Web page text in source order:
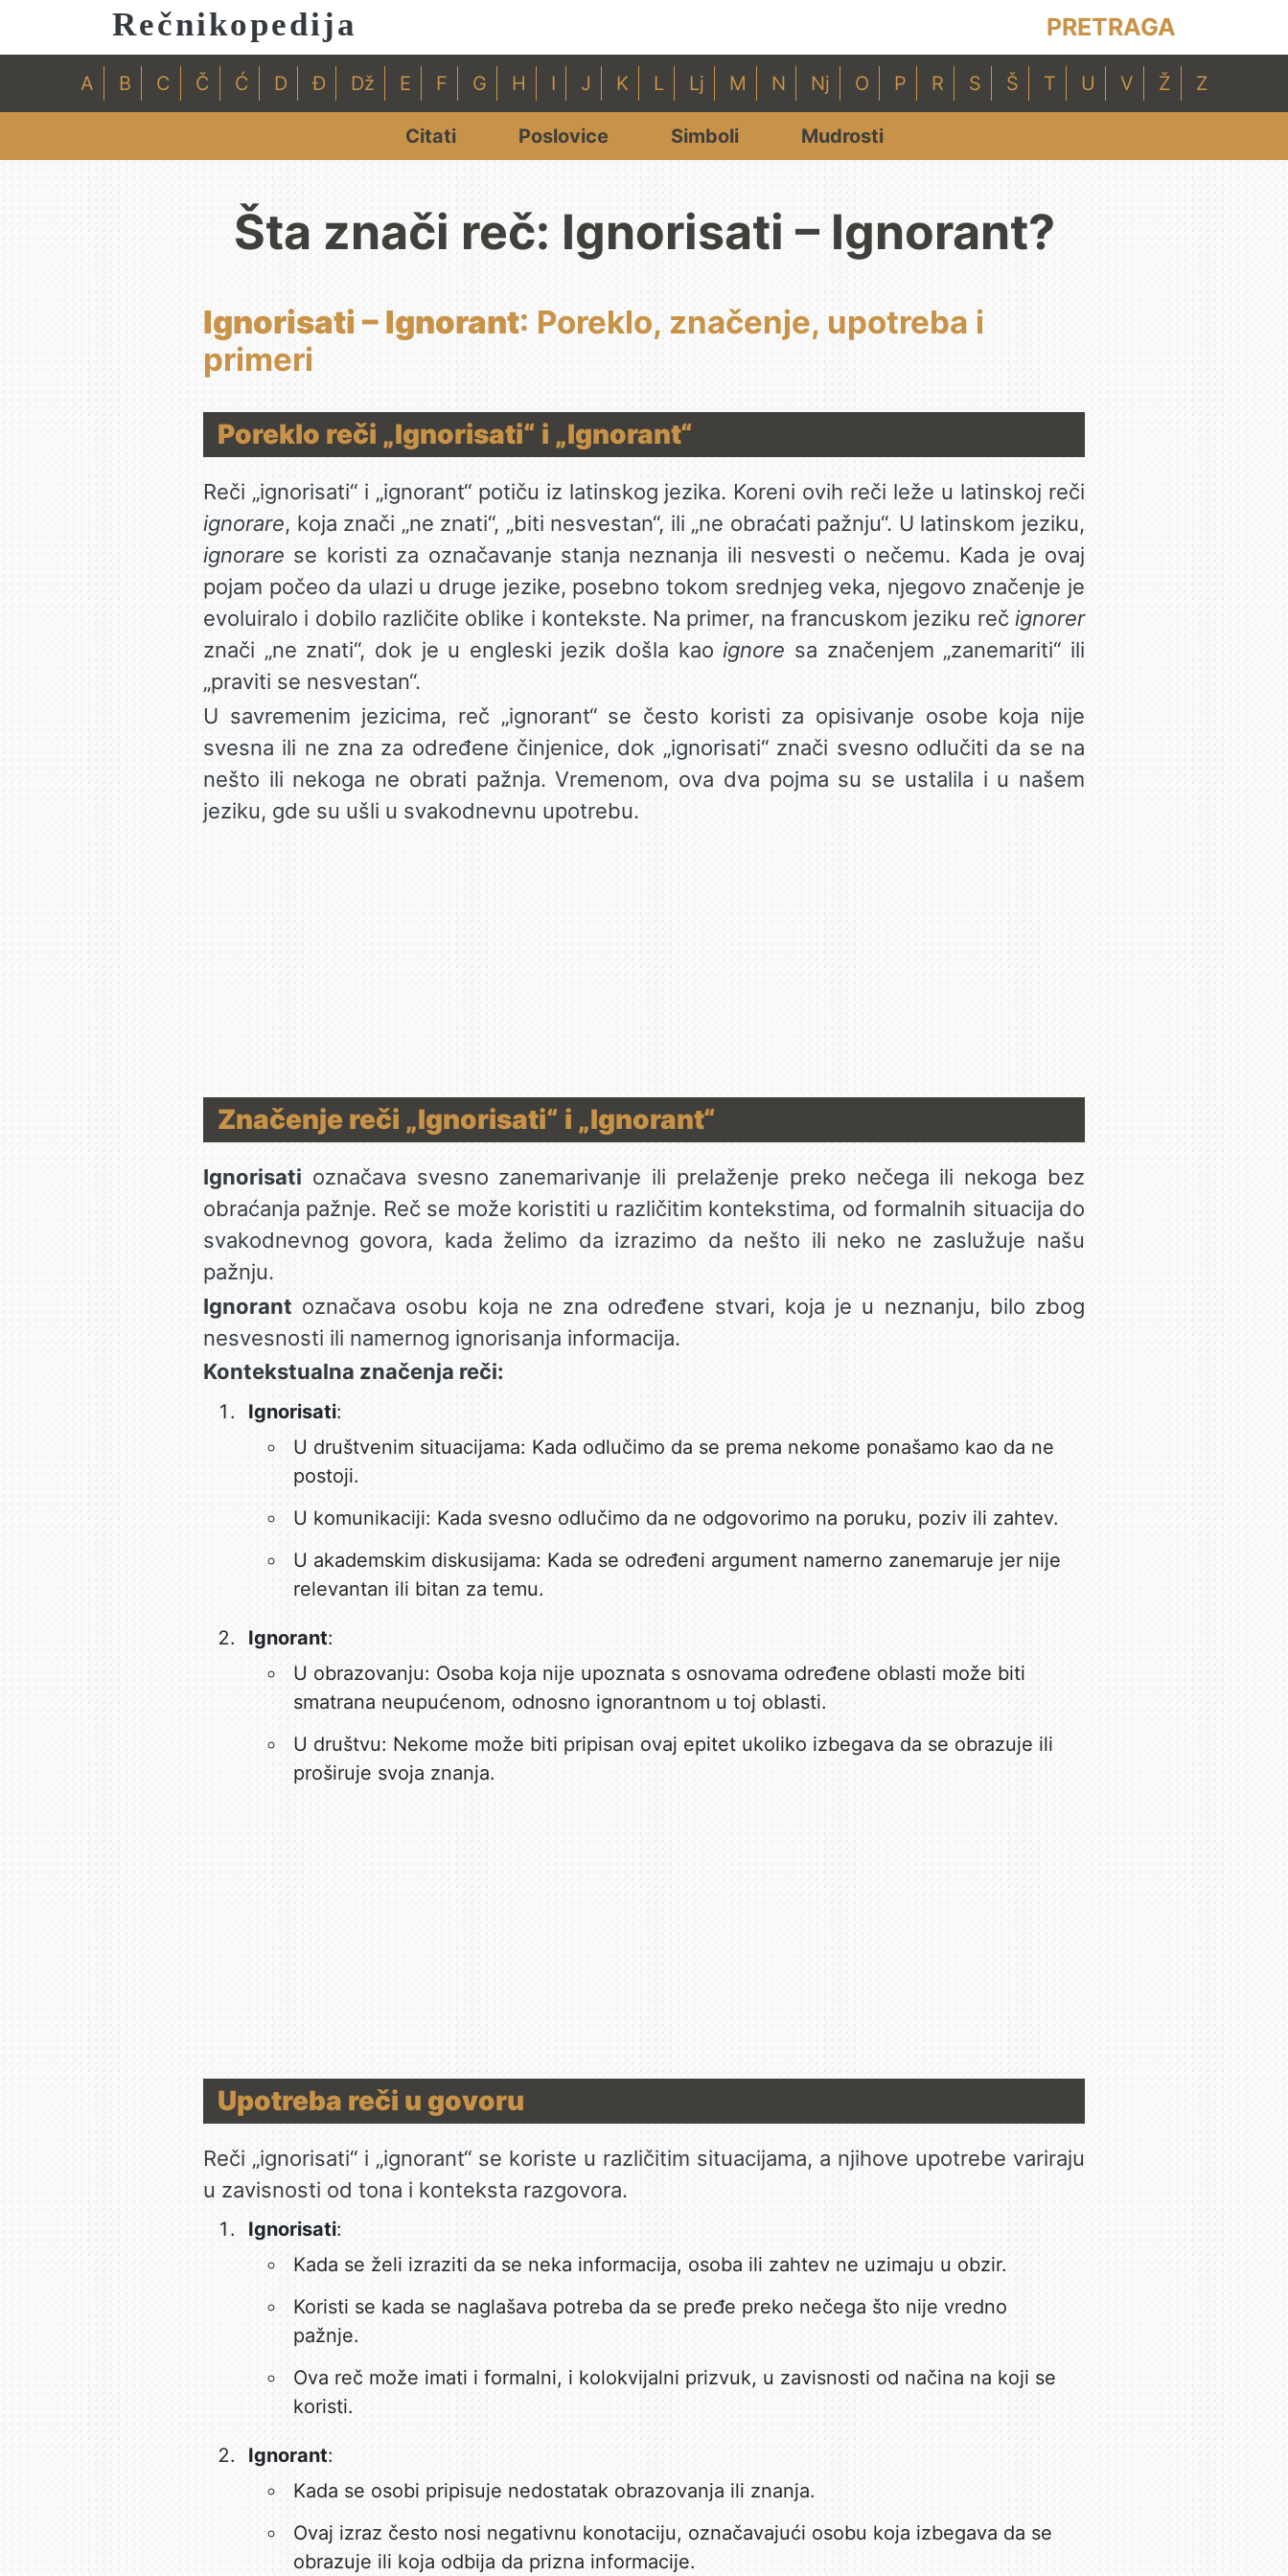
Rečnikopedija PRETRAGA
A B C Č Ć D Đ Dž E F G H I J K L Lj M N Nj O P R S Š T U V Ž Z
Citati Poslovice Simboli Mudrosti
Šta znači reč: Ignorisati – Ignorant?
Ignorisati – Ignorant: Poreklo, značenje, upotreba i
primeri
Poreklo reči „Ignorisati“ i „Ignorant“
Reči „ignorisati“ i „ignorant“ potiču iz latinskog jezika. Koreni ovih reči leže u latinskoj reči
ignorare, koja znači „ne znati“, „biti nesvestan“, ili „ne obraćati pažnju“. U latinskom jeziku,
ignorarese koristi za označavanje stanja neznanja ili nesvesti o nečemu. Kada je ovaj
pojam počeo da ulazi u druge jezike, posebno tokom srednjeg veka, njegovo značenje je
evoluiralo i dobilo različite oblike i kontekste. Na primer, na francuskom jeziku reč ignorer
znači „ne znati“, dok je u engleski jezik došla kao ignoresa značenjem „zanemariti“ ili
„praviti se nesvestan“.
U savremenim jezicima, reč „ignorant“ se često koristi za opisivanje osobe koja nije
svesna ili ne zna za određene činjenice, dok „ignorisati“ znači svesno odlučiti da se na
nešto ili nekoga ne obrati pažnja. Vremenom, ova dva pojma su se ustalila i u našem
jeziku, gde su ušli u svakodnevnu upotrebu.
Značenje reči „Ignorisati“ i „Ignorant“
Ignorisatioznačava svesno zanemarivanje ili prelaženje preko nečega ili nekoga bez
obraćanja pažnje. Reč se može koristiti u različitim kontekstima, od formalnih situacija do
svakodnevnog govora, kada želimo da izrazimo da nešto ili neko ne zaslužuje našu
pažnju.
Ignorantoznačava osobu koja ne zna određene stvari, koja je u neznanju, bilo zbog
nesvesnosti ili namernog ignorisanja informacija.
Kontekstualna značenja reči:
Ignorisati:
U društvenim situacijama: Kada odlučimo da se prema nekome ponašamo kao da ne
postoji.
U komunikaciji: Kada svesno odlučimo da ne odgovorimo na poruku, poziv ili zahtev.
U akademskim diskusijama: Kada se određeni argument namerno zanemaruje jer nije
relevantan ili bitan za temu.
Ignorant:
U obrazovanju: Osoba koja nije upoznata s osnovama određene oblasti može biti
smatrana neupućenom, odnosno ignorantnom u toj oblasti.
U društvu: Nekome može biti pripisan ovaj epitet ukoliko izbegava da se obrazuje ili
proširuje svoja znanja.
Upotreba reči u govoru
Reči „ignorisati“ i „ignorant“ se koriste u različitim situacijama, a njihove upotrebe variraju
u zavisnosti od tona i konteksta razgovora.
Ignorisati:
Kada se želi izraziti da se neka informacija, osoba ili zahtev ne uzimaju u obzir.
Koristi se kada se naglašava potreba da se pređe preko nečega što nije vredno
pažnje.
Ova reč može imati i formalni, i kolokvijalni prizvuk, u zavisnosti od načina na koji se
koristi.
Ignorant:
Kada se osobi pripisuje nedostatak obrazovanja ili znanja.
Ovaj izraz često nosi negativnu konotaciju, označavajući osobu koja izbegava da se
obrazuje ili koja odbija da prizna informacije.